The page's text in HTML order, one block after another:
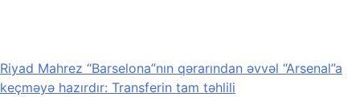
Riyad Mahrez “Barselona”nın qərarından əvvəl “Arsenal”a
keçməyə hazırdır: Transferin tam təhlili